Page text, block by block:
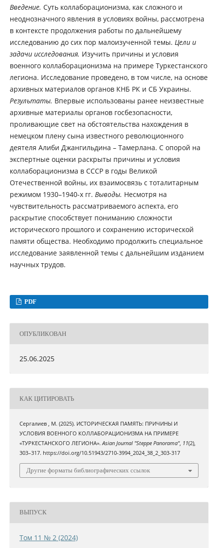
Введение. Суть коллаборационизма, как сложного и
неоднозначного явления в условиях войны, рассмотрена
в контексте продолжения работы по дальнейшему
исследованию до сих пор малоизученной темы. Цели и
задачи исследования. Изучить причины и условия
военного коллаборационизма на примере Туркестанского
легиона. Исследование проведено, в том числе, на основе
архивных материалов органов КНБ РК и СБ Украины.
Результаты. Впервые использованы ранее неизвестные
архивные материалы органов госбезопасности,
проливающие свет на обстоятельства нахождения в
немецком плену сына известного революционного
деятеля Алиби Джангильдина – Тамерлана. С опорой на
экспертные оценки раскрыты причины и условия
коллаборационизма в СССР в годы Великой
Отечественной войны, их взаимосвязь с тоталитарным
режимом 1930–1940-х гг. Выводы. Несмотря на
чувствительность рассматриваемого аспекта, его
раскрытие способствует пониманию сложности
исторического прошлого и сохранению исторической
памяти общества. Необходимо продолжить специальное
исследование заявленной темы с дальнейшим изданием
научных трудов.
PDF
ОПУБЛИКОВАН
25.06.2025
КАК ЦИТИРОВАТЬ
Сергалиев , М. (2025). ИСТОРИЧЕСКАЯ ПАМЯТЬ: ПРИЧИНЫ И
УСЛОВИЯ ВОЕННОГО КОЛЛАБОРАЦИОНИЗМА НА ПРИМЕРЕ
«ТУРКЕСТАНСКОГО ЛЕГИОНА».Asian Journal "Steppe Panorama", 11(2),
303–317. https://doi.org/10.51943/2710-3994_2024_38_2_303-317
Другие форматы библиографических ссылок
ВЫПУСК
Том 11 № 2 (2024)